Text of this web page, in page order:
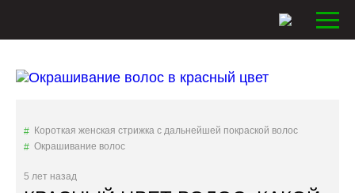
Короткая женская стрижка с дальнейшей покраской волос
Окрашивание волос
5 лет назад